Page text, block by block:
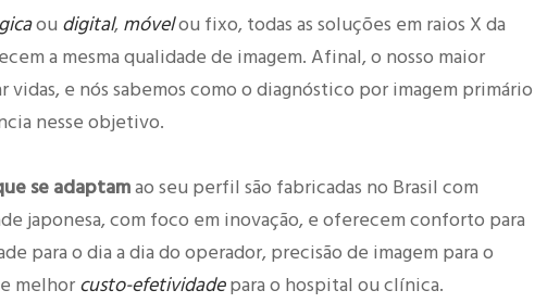
ou digital, móvelou fixo, todas as soluções em raios X da
a mesma qualidade de imagem. Afinal, o nosso maior
vidas, e nós sabemos como o diagnóstico por imagem primário
nesse objetivo.
se adaptamao seu perfil são fabricadas no Brasil com
japonesa, com foco em inovação, e oferecem conforto para
para o dia a dia do operador, precisão de imagem para o
melhorcusto-efetividadepara o hospital ou clínica.